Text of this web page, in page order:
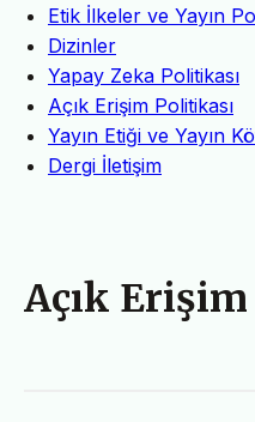
Etik İlkeler ve Yayın
Dizinler
Yapay Zeka Politikası
Açık Erişim Politikası
Yayın Etiği ve Yayın
Dergi İletişim
Açık